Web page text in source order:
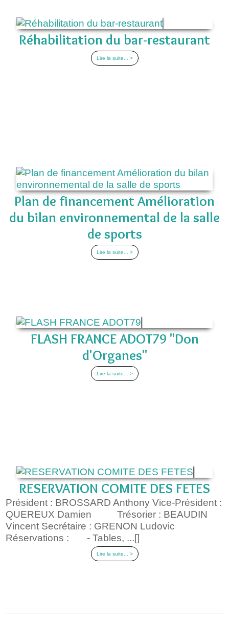
Réhabilitation du bar-restaurant
Lire la suite... >
Plan de financement Amélioration
du bilan environnemental de la salle
de sports
Lire la suite... >
FLASH FRANCE ADOT79 "Don
d'Organes"
Lire la suite... >
RESERVATION COMITE DES FETES
Président : BROSSARD Anthony Vice-Président :
QUEREUX Damien Trésorier : BEAUDIN
Vincent Secrétaire : GRENON Ludovic
Réservations : - Tables, ...[]
Lire la suite... >